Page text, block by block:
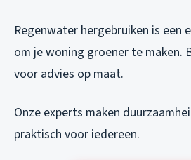
Regenwater hergebruiken is een
om je woning groener te maken.
voor advies op maat.
Onze experts maken
praktisch voor iedereen.